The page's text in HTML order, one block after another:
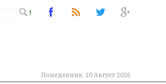
!
Понеделник, 10 Август 2026